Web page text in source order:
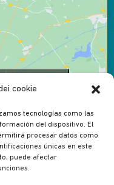
cookie
tecnologías como las
del dispositivo. El
procesar datos como
únicas en este
puede afectar
marketing e